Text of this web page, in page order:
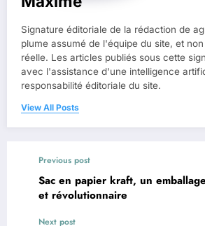
Signature éditoriale de la rédaction de
plume assumé de l'équipe du site, et
réelle. Les articles publiés sous cette
avec l'assistance d'une intelligence
responsabilité éditoriale du site.
View All Posts
Previous post
Sac en papier kraft, un
et révolutionnaire
Next post